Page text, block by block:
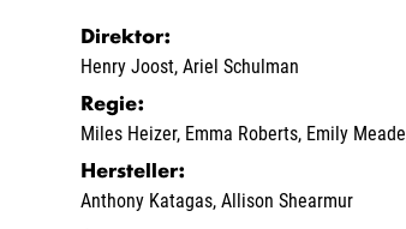
Direktor:
Henry Joost,Ariel Schulman
Regie:
Miles Heizer, Emma Roberts, Emily Meade
Hersteller:
Anthony Katagas,Allison Shearmur